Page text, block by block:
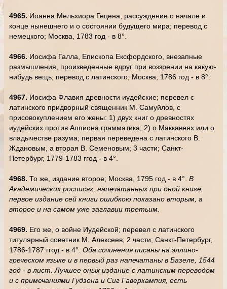
4965. Иоанна Мельхиора Гецена, рассуждение о начале и
конце нынешнего и о состоянии будущего мира; перевод с
немецкого; Москва, 1783 год - в 8°.
4966. Иосифа Галла, Епископа Ексфордского, внезапные
размышления, произведенные вдруг при воззрении на какую-
нибудь вещь; перевод с латинского; Москва, 1786 год - в 8°.
4967. Иосифа Флавия древности иудейские; перевел с
латинского придворный священник М. Самуйлов, с
присовокуплением его жены: 1) двух книг о древностях
иудейских против Аппиона грамматика; 2) о Маккавеях или о
владычестве разума; первая переведена с латинского В.
Ждановым, а вторая В. Семеновым; 3 части; Санкт-
Петербург, 1779-1783 ггод - в 4°.
4968. То же, издание второе; Москва, 1795 год - в 4°. В
Академических росписях, напечатанных при оной книге,
первое издание сей книги ошибкою показано вторым, а
второе и на самом уже заглавии третьим.
4969. Его же, о войне Иудейской; перевел с латинского
титулярный советник М. Алексеев; 2 части; Санкт-Петербург,
1786-1787 ггод - в 4°. Оба сочинения писаны на эллино-
греческом языке и в первый раз напечатаны в Базеле, 1544
год - в лист. Лучшее оных издание с латинским переводом
и с примечаниями Гудзона и Сиг Гаверкампия, есть